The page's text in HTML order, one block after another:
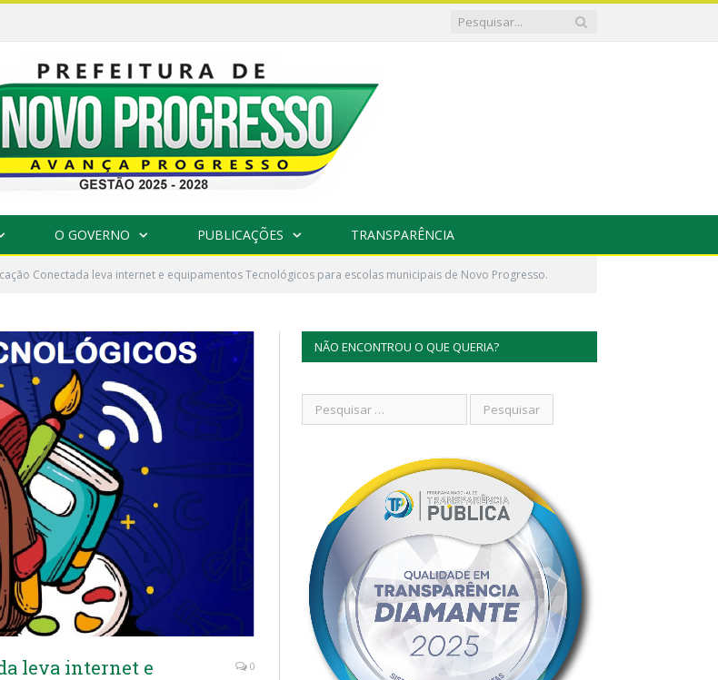
O GOVERNO PUBLICAÇÕES TRANSPARÊNCIA
Conectada leva internet e equipamentos Tecnológicos para escolas municipais de Novo Progresso.
leva internet e
0
NÃO ENCONTROU O QUE QUERIA?